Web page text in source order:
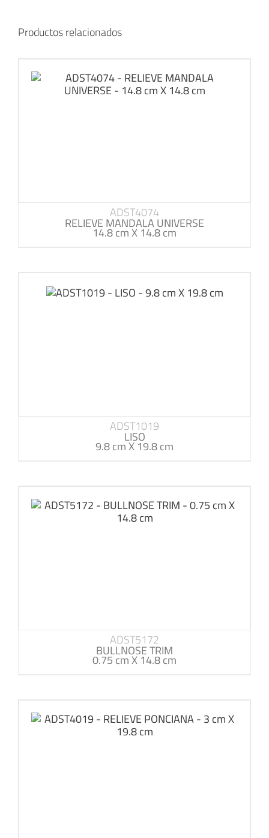
Productos relacionados
ADST4074
RELIEVE MANDALA UNIVERSE
14.8 cm X 14.8 cm
ADST1019
LISO
9.8 cm X 19.8 cm
ADST5172
BULLNOSE TRIM
0.75 cm X 14.8 cm